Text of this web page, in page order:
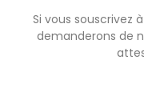
4. Si vous voulez
une enveloppe.
5. Le visa peut se
Si vous souscrivez
demanderons de